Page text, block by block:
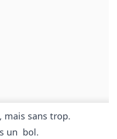
mais sans trop.
un bol.